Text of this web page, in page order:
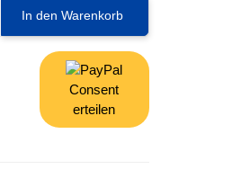
In den Warenkorb
Consent
erteilen